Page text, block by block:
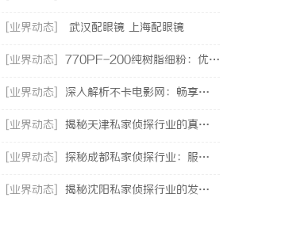
[业界动态] 武汉配眼镜 上海配眼镜
[业界动态] 770PF-200纯树脂细粉：优质材料的全貌与应用
[业界动态] 深入解析不卡电影网：畅享高清影视体验的最佳选择
[业界动态] 揭秘天津私家侦探行业的真实面貌与服务优势
[业界动态] 探秘成都私家侦探行业：服务、案例与市场现状全面解析
[业界动态] 揭秘沈阳私家侦探行业的发展与应用：专业侦探服务的全方位解析